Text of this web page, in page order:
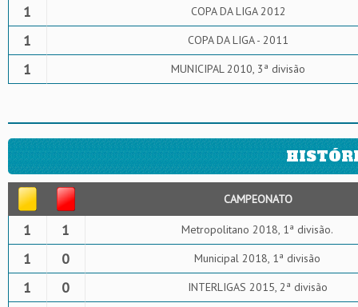
1 COPA DA LIGA 2012
1 COPA DA LIGA - 2011
1 MUNICIPAL 2010, 3ª divisão
CAMPEONATO
1 1 Metropolitano 2018, 1ª divisão.
1 0 Municipal 2018, 1ª divisão
1 0 INTERLIGAS 2015, 2ª divisão